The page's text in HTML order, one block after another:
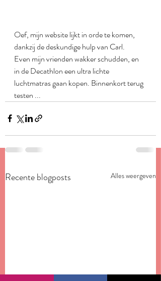
Oef, mijn website lijkt in orde te komen,
dankzij de deskundige hulp van Carl.
Even mijn vrienden wakker schudden, en
in de Decathlon een ultra lichte
luchtmatras gaan kopen. Binnenkort terug
testen ...
Recente blogposts Alles weergeven